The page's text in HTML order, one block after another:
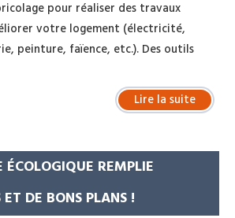
pour réaliser des travaux
votre logement (électricité,
peinture, faïence, etc.). Des outils
Lire la suite
ÉCOLOGIQUE REMPLIE
ET DE BONS PLANS !